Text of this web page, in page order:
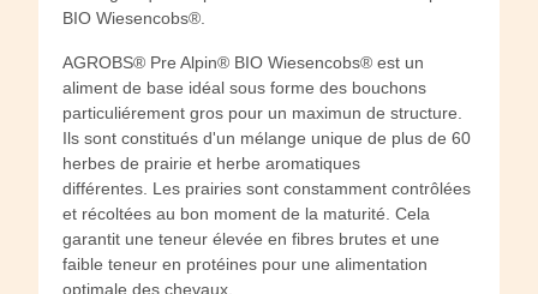
BIO Wiesencobs®.
AGROBS® Pre Alpin® BIO Wiesencobs® est un
aliment de base idéal sous forme des bouchons
particuliérement gros pour un maximun de structure.
Ils sont constitués d'un mélange unique de plus de 60
herbes de prairie et herbe aromatiques
différentes. Les prairies sont constamment contrôlées
et récoltées au bon moment de la maturité. Cela
garantit une teneur élevée en fibres brutes et une
faible teneur en protéines pour une alimentation
optimale des chevaux.